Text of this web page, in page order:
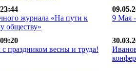
журнала «На пути к
обществу»
9 Мая
праздником весны и труда!